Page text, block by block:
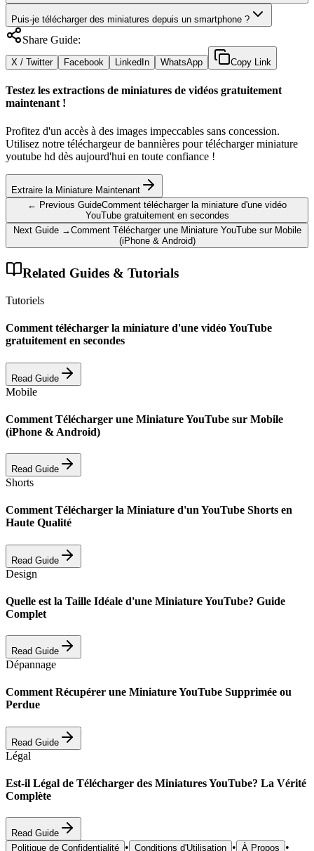
Puis-je télécharger des miniatures depuis un smartphone ?
Share Guide:
X / Twitter Facebook LinkedIn WhatsApp Copy Link
Testez les extractions de miniatures de vidéos gratuitement
maintenant !
Profitez d'un accès à des images impeccables sans concession.
Utilisez notre téléchargeur de bannières pour télécharger miniature
youtube hd dès aujourd'hui en toute confiance !
Extraire la Miniature Maintenant
← Previous GuideComment télécharger la miniature d'une vidéo
YouTube gratuitement en secondes
Next Guide →Comment Télécharger une Miniature YouTube sur Mobile
(iPhone & Android)
Related Guides & Tutorials
Tutoriels
Comment télécharger la miniature d'une vidéo YouTube
gratuitement en secondes
Read Guide
Mobile
Comment Télécharger une Miniature YouTube sur Mobile
(iPhone & Android)
Read Guide
Shorts
Comment Télécharger la Miniature d'un YouTube Shorts en
Haute Qualité
Read Guide
Design
Quelle est la Taille Idéale d'une Miniature YouTube? Guide
Complet
Read Guide
Dépannage
Comment Récupérer une Miniature YouTube Supprimée ou
Perdue
Read Guide
Légal
Est-il Légal de Télécharger des Miniatures YouTube? La Vérité
Complète
Read Guide
Politique de Confidentialité • Conditions d'Utilisation • À Propos •